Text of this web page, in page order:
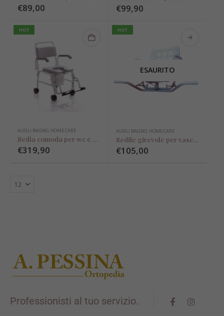
€89,00 €99,90
HOT
AUSILI BAGNO HOME CARE
Sedia comoda per wc e doccia
€319,90
HOT
ESAURITO
AUSILI BAGNO, HOME CARE
Sedile girevole per vasca da bagno
€105,00
Professionisti al tuo servizio.